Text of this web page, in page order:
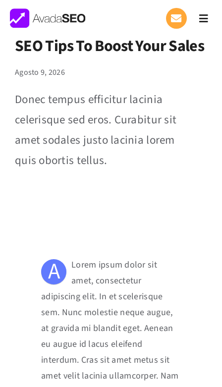
Salta
contenuto
Chi Siamo
Performance Software
Magazine
Contati
SEO Tips To Boost Your Sales
Agosto 9, 2026
Donec tempus efficitur lacinia
celerisque sed eros. Curabitur sit
amet sodales justo lacinia lorem
quis obortis tellus.
A
Lorem ipsum dolor sit
amet, consectetur
adipiscing elit. In et scelerisque
sem. Nunc molestie neque augue,
at gravida mi blandit eget. Aenean
eu augue id lacus eleifend
interdum. Cras sit amet metus sit
amet velit lacinia ullamcorper. Nam